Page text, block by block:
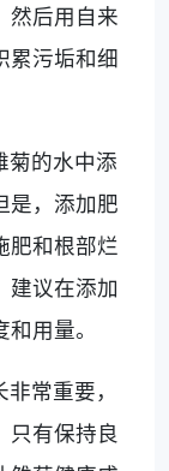
然后用自来
累污垢和细
菊的水中添
是，添加肥
肥和根部烂
建议在添加
用量。
常重要，
只有保持良